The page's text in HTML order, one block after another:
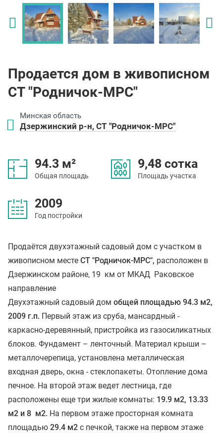
Продается дом в живописном
СТ "Родничок-МРС"
Минская область
Дзержинский р-н, СТ "Родничок-МРС"
94.3 м²
Общая площадь
9,48 сотка
Площадь участка
2009
Год постройки
Продаётся двухэтажный садовый дом с участком в
живописном месте СТ "Родничок-МРС", расположен в
Дзержинском районе, 19 км от МКАД Раковское
направление
Двухэтажный садовый дом общей площадью 94.3 м2,
2009 г.п. Первый этаж из сруба, мансардный -
каркасно-деревянный, пристройка из газосиликатных
блоков. Фундамент – ленточный. Материал крыши –
металлочерепица, установлена металлическая
входная дверь, окна - стеклопакеты. Отопление дома
печное. На второй этаж ведет лестница, где
расположены еще три жилые комнаты: 19.9 м2, 13.33
м2 и 8 м2. На первом этаже просторная комната
площадью 29.4 м2 с печкой, также на первом этаже